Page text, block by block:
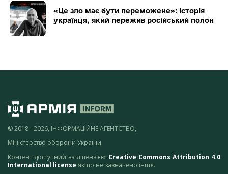
«Це зло має бути переможене»: історія
українця, який пережив російський полон
© 2018 - 2026, ІНФОРМАЦІЙНЕ АГЕНТСТВО,
Міністерство оборони України
Контент доступний за ліцензією Creative Commons Attribution 4.0
International license якщо не зазначено інше.